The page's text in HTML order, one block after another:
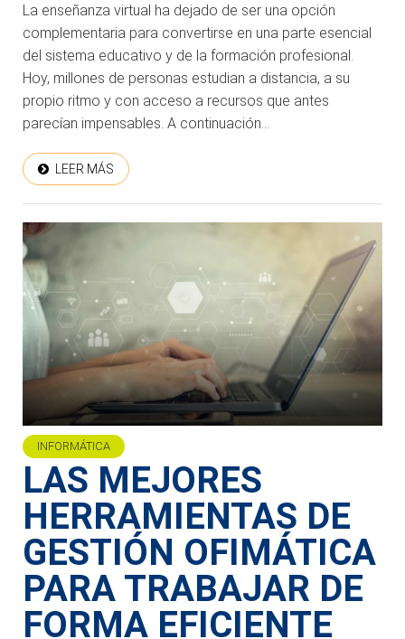
La enseñanza virtual ha dejado de ser una opción
complementaria para convertirse en una parte esencial
del sistema educativo y de la formación profesional.
Hoy, millones de personas estudian a distancia, a su
propio ritmo y con acceso a recursos que antes
parecían impensables. A continuación...
LEER MÁS
INFORMÁTICA
LAS MEJORES
HERRAMIENTAS DE
GESTIÓN OFIMÁTICA
PARA TRABAJAR DE
FORMA EFICIENTE